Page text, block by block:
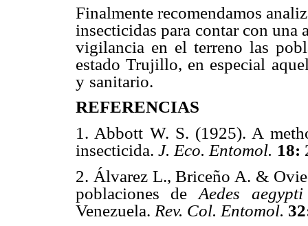
Finalmente recomendamos
insecticidas para contar con una
vigilancia en el terreno las
estado Trujillo, en especial
y sanitario.
REFERENCIAS
1. Abbott W. S. (1925). A
insecticida. J. Eco. Entomol. 18:
2. Álvarez L., Briceño A. &
poblaciones de Aedes
Venezuela. Rev. Col. Entomol.